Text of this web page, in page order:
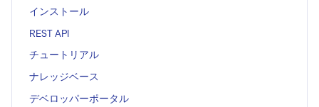
インストール
REST API
チュートリアル
ナレッジベース
デベロッパーポータル